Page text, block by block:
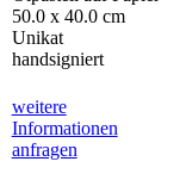
50.0 x 40.0 cm
Unikat
handsigniert
weitere
Informationen
anfragen